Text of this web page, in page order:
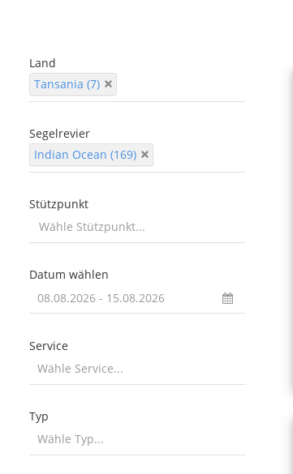
Land
Tansania (7)
Segelrevier
Indian Ocean (169)
Stützpunkt
Datum wählen
Service
Wähle Service...
Typ
Wähle Typ...